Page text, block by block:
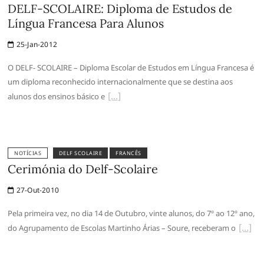
DELF-SCOLAIRE: Diploma de Estudos de
Língua Francesa Para Alunos
25-Jan-2012
O DELF- SCOLAIRE – Diploma Escolar de Estudos em Língua Francesa é
um diploma reconhecido internacionalmente que se destina aos
alunos dos ensinos básico e
NOTÍCIAS DELF SCOLAIRE FRANCÊS
Cerimónia do Delf-Scolaire
27-Out-2010
Pela primeira vez, no dia 14 de Outubro, vinte alunos, do 7º ao 12º ano,
do Agrupamento de Escolas Martinho Árias – Soure, receberam o